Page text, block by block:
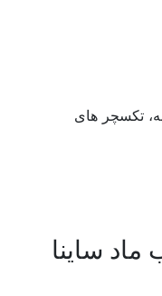
تکسچر های
ساینا